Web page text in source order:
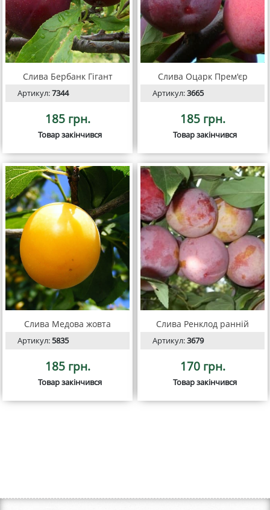
Слива Бербанк Гігант
Артикул:7344
185 грн.
Товар закінчився
Слива Оцарк Прем'єр
Артикул:3665
185 грн.
Товар закінчився
Слива Медова жовта
Артикул:5835
185 грн.
Товар закінчився
Слива Ренклод ранній
Артикул:3679
170 грн.
Товар закінчився